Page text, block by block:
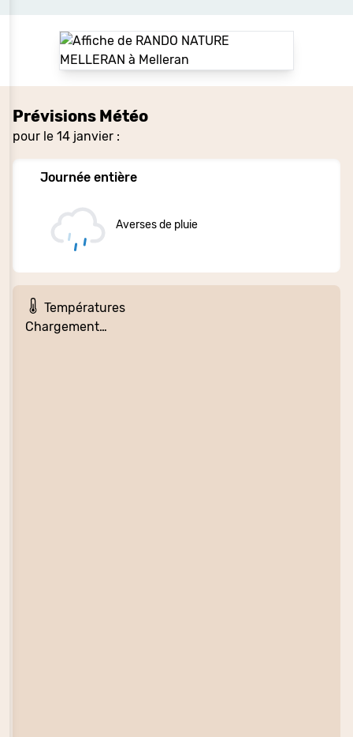
Prévisions Météo
pour le 14 janvier :
Journée entière
Averses de pluie
Températures
Chargement…